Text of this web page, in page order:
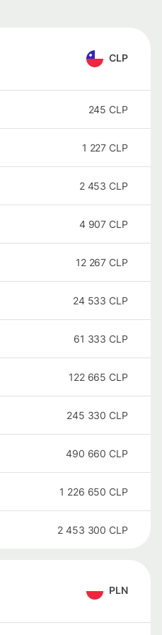
CLP
245 CLP
1 227 CLP
2 453 CLP
4 907 CLP
12 267 CLP
24 533 CLP
61 333 CLP
122 665 CLP
245 330 CLP
490 660 CLP
1 226 650 CLP
2 453 300 CLP
PLN